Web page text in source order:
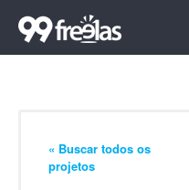
« Buscar todos os
projetos